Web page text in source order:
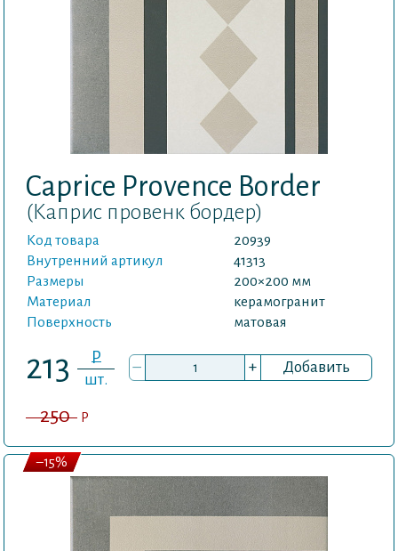
Caprice Provence Border
(Каприс провенк бордер)
Код товара
20939
Внутренний артикул
41313
Размеры
200×200 мм
Материал
керамогранит
Поверхность
матовая
213 P
шт.
– + Добавить
250 P
–15%